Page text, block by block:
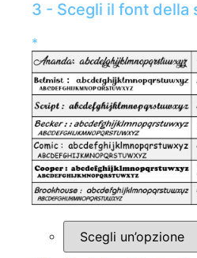
3 - Scegli il font della
*